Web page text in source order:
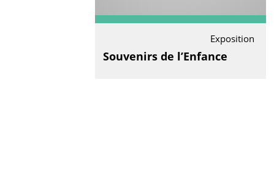
Exposition
Souvenirs de l’Enfance